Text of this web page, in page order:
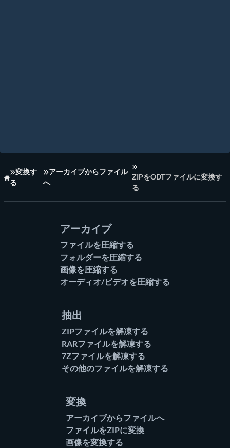
ホーム
変換す
る
アーカイブからファイル
へ
ZIPをODTファイルに変換す
る
アーカイブ
ファイルを圧縮する
フォルダーを圧縮する
画像を圧縮する
オーディオ/ビデオを圧縮する
抽出
ZIPファイルを解凍する
RARファイルを解凍する
7Zファイルを解凍する
その他のファイルを解凍する
変換
アーカイブからファイルへ
ファイルをZIPに変換
画像を変換する